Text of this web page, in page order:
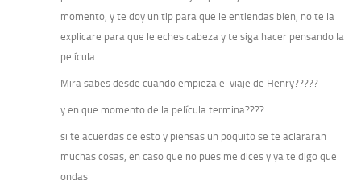
momento, y te doy un tip para que le entiendas bien, no te la
explicare para que le eches cabeza y te siga hacer pensando la
película.
Mira sabes desde cuando empieza el viaje de Henry?????
y en que momento de la película termina????
si te acuerdas de esto y piensas un poquito se te aclararan
muchas cosas, en caso que no pues me dices y ya te digo que
ondas